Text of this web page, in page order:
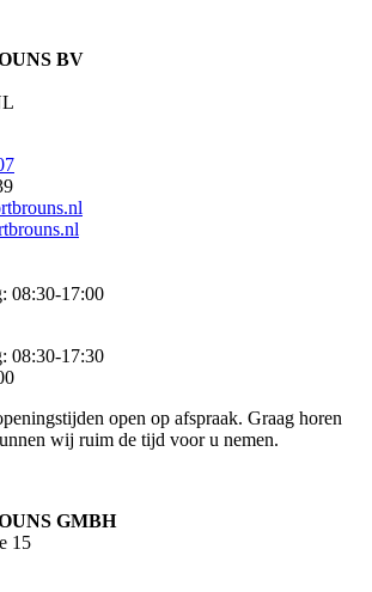
BV
08:30-17:00
08:30-17:30
open op afspraak. Graag horen
wij ruim de tijd voor u nemen.
GMBH
15